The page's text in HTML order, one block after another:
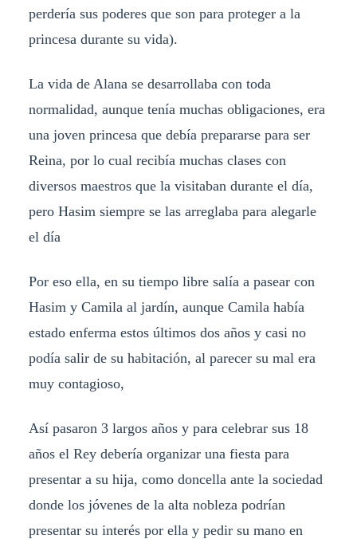
perdería sus poderes que son para proteger a la
princesa durante su vida).
La vida de Alana se desarrollaba con toda
normalidad, aunque tenía muchas obligaciones, era
una joven princesa que debía prepararse para ser
Reina, por lo cual recibía muchas clases con
diversos maestros que la visitaban durante el día,
pero Hasim siempre se las arreglaba para alegarle
el día
Por eso ella, en su tiempo libre salía a pasear con
Hasim y Camila al jardín, aunque Camila había
estado enferma estos últimos dos años y casi no
podía salir de su habitación, al parecer su mal era
muy contagioso,
Así pasaron 3 largos años y para celebrar sus 18
años el Rey debería organizar una fiesta para
presentar a su hija, como doncella ante la sociedad
donde los jóvenes de la alta nobleza podrían
presentar su interés por ella y pedir su mano en